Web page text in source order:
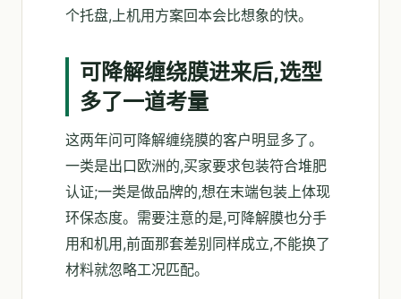
个托盘,上机用方案回本会比想象的快。
可降解缠绕膜进来后,选型
多了一道考量
这两年问可降解缠绕膜的客户明显多了。
一类是出口欧洲的,买家要求包装符合堆肥
认证;一类是做品牌的,想在末端包装上体现
环保态度。需要注意的是,可降解膜也分手
用和机用,前面那套差别同样成立,不能换了
材料就忽略工况匹配。